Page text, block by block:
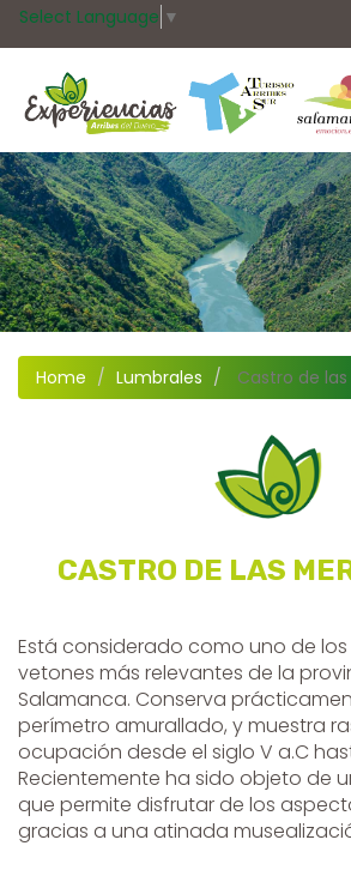
Select Language ▼
Home Lumbrales Castro de
CASTRO DE LAS
Está considerado como uno de
vetones más relevantes de la
Salamanca. Conserva
perímetro amurallado, y muestra
ocupación desde el siglo V a.C
Recientemente ha sido objeto de
que permite disfrutar de los
gracias a una atinada